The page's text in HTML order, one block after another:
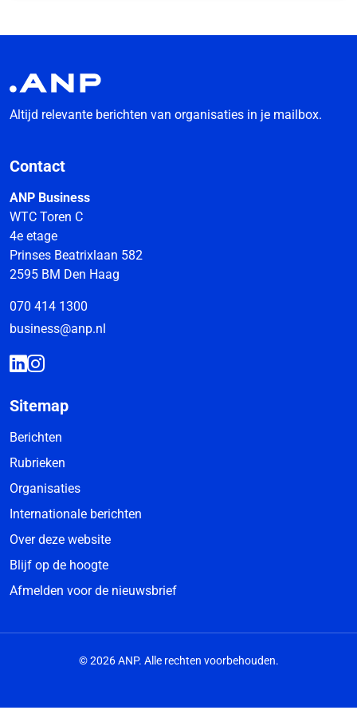
Altijd relevante berichten van organisaties in je mailbox.
Contact
ANP Business
WTC Toren C
4e etage
Prinses Beatrixlaan 582
2595 BM Den Haag
070 414 1300
business@anp.nl
Sitemap
Berichten
Rubrieken
Organisaties
Internationale berichten
Over deze website
Blijf op de hoogte
Afmelden voor de nieuwsbrief
© 2026 ANP. Alle rechten voorbehouden.